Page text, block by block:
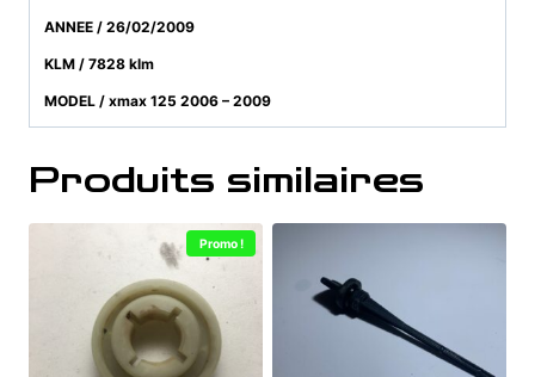
ANNEE / 26/02/2009
KLM / 7828 klm
MODEL / xmax 125 2006 – 2009
Produits similaires
Promo !